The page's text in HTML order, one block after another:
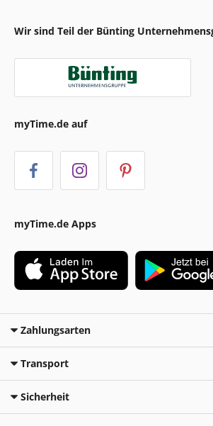
Wir sind Teil der Bünting
myTime.de auf
myTime.de Apps
Zahlungsarten
Transport
Sicherheit